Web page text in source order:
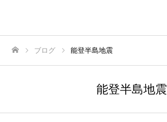
ブログ 能登半島地震
能登半島地震